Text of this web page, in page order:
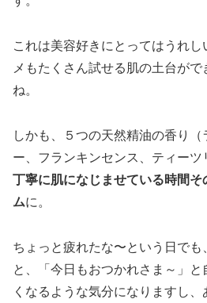
これは美容好きにとってはうれ
メもたくさん試せる肌の土台が
ね。
しかも、５つの天然精油の香り（
ー、フランキンセンス、ティーツ
丁寧に肌になじませている時間そ
ムに。
ちょっと疲れたな〜という日でも
と、「今日もおつかれさま～」
くなるような気分になりますし